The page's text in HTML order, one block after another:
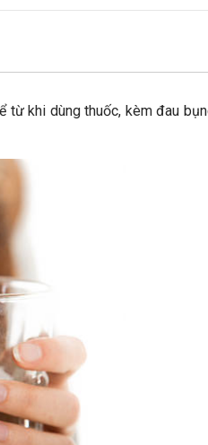
khi dùng thuốc, kèm đau